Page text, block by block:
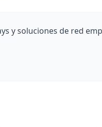
y soluciones de red